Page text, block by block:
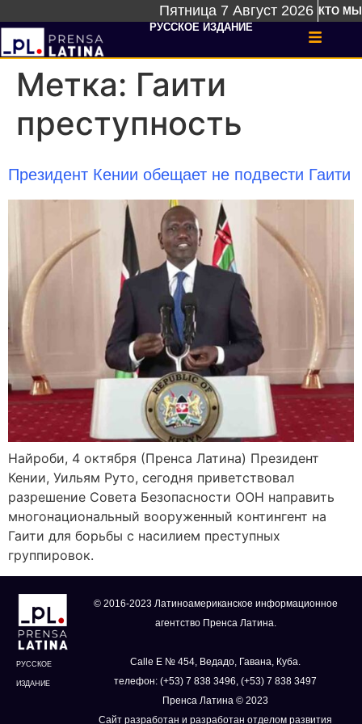
Пятница 7 Август 2026 КТО МЫ
РУССКОЕ ИЗДАНИЕ
Метка: Гаити
преступность
Президент Кении обещает не подвести Гаити
Найроби, 4 октября (Пренса Латина) Президент
Кении, Уильям Руто, сегодня приветствовал
разрешение Совета Безопасности ООН направить
многонациональный вооруженный контингент на
Гаити для борьбы с насилием преступных
группировок.
РУССКОЕ
ИЗДАНИЕ
© 2016-2023 Латиноамериканское информационное
агентство Пренса Латина.
Calle E № 454, Ведадо, Гавана, Куба.
телефон: (+53) 7 838 3496, (+53) 7 838 3497
Пренса Латина © 2023
Сайт разработан и разработан отделом развития